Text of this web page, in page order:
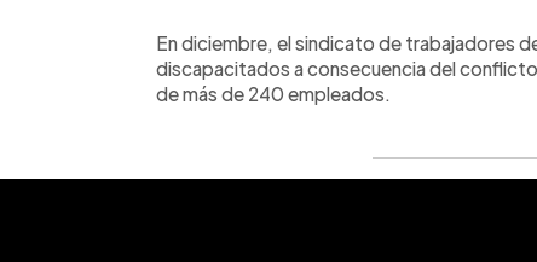
En diciembre, el sindicato de trabajadores
discapacitados a consecuencia del
de más de 240 empleados.